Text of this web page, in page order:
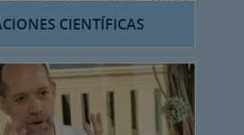
CIENTÍFICAS